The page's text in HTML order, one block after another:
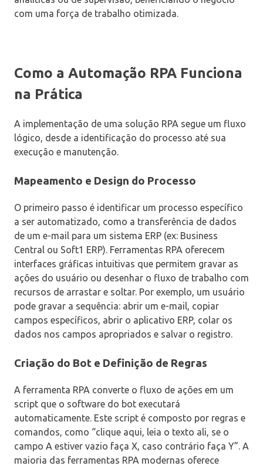
com uma força de trabalho otimizada.
Como a Automação RPA Funciona
na Prática
A implementação de uma solução RPA segue um fluxo
lógico, desde a identificação do processo até sua
execução e manutenção.
Mapeamento e Design do Processo
O primeiro passo é identificar um processo específico
a ser automatizado, como a transferência de dados
de um e-mail para um sistema ERP (ex: Business
Central ou Soft1 ERP). Ferramentas RPA oferecem
interfaces gráficas intuitivas que permitem gravar as
ações do usuário ou desenhar o fluxo de trabalho com
recursos de arrastar e soltar. Por exemplo, um usuário
pode gravar a sequência: abrir um e-mail, copiar
campos específicos, abrir o aplicativo ERP, colar os
dados nos campos apropriados e salvar o registro.
Criação do Bot e Definição de Regras
A ferramenta RPA converte o fluxo de ações em um
script que o software do bot executará
automaticamente. Este script é composto por regras e
comandos, como “clique aqui, leia o texto ali, se o
campo A estiver vazio faça X, caso contrário faça Y”. A
maioria das ferramentas RPA modernas oferece